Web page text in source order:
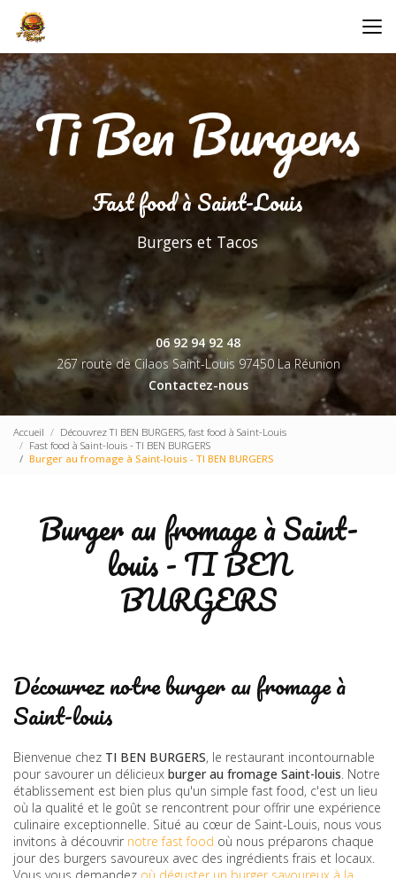
contenu
principal
Fast food à Saint-Louis
Burgers et Tacos
06 92 94 92 48
267 route de Cilaos Saint-Louis 97450 La Réunion
Contactez-nous
Accueil
Découvrez TI BEN BURGERS, fast food à Saint-Louis
Fast food à Saint-louis - TI BEN BURGERS
Burger au fromage à Saint-louis - TI BEN BURGERS
Burger au fromage à Saint-
louis - TI BEN
BURGERS
Découvrez notre burger au fromage à
Saint-louis
Bienvenue chez TI BEN BURGERS, le restaurant incontournable
pour savourer un délicieux burger au fromage Saint-louis. Notre
établissement est bien plus qu'un simple fast food, c'est un lieu
où la qualité et le goût se rencontrent pour offrir une expérience
culinaire exceptionnelle. Situé au cœur de Saint-Louis, nous vous
invitons à découvrir notre fast food où nous préparons chaque
jour des burgers savoureux avec des ingrédients frais et locaux.